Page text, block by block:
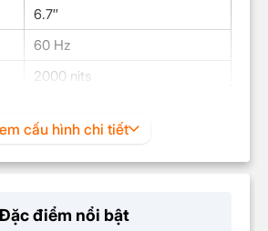
6.7″
60 Hz
2000 nits
Apple A18
tốc độ vừa phải.
cấu hình chi tiết
điểm nổi bật